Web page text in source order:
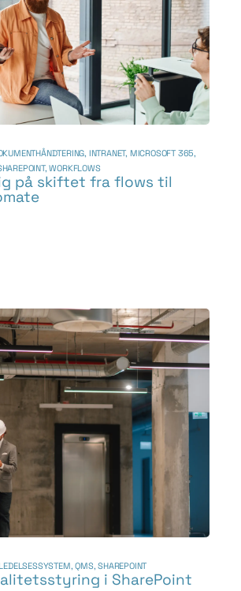
, INTRANET, MICROSOFT 365,
,WORKFLOWS
på skiftet fra flows til
,QMS,SHAREPOINT
i SharePoint